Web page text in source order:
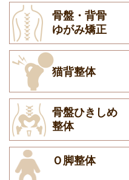
骨盤・背骨
ゆがみ矯正
猫背整体
骨盤ひきしめ
整体
Ｏ脚整体